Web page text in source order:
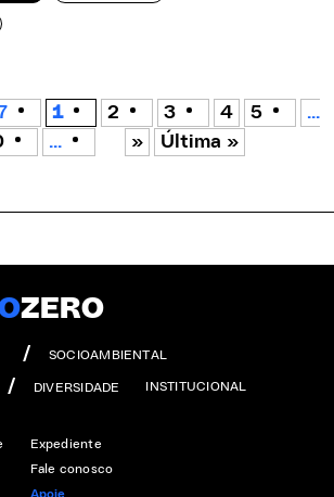
1 2 3 4 5
...
... » Última »
ZERO
SOCIOAMBIENTAL
DIVERSIDADE INSTITUCIONAL
Expediente
Fale conosco
Apoie